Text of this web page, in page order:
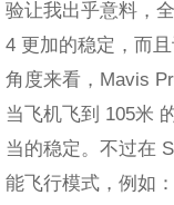
验让我出乎意料，
4 更加的稳定，而
角度来看，Mavis
当飞机飞到 105米
当的稳定。不过在
能飞行模式，例如